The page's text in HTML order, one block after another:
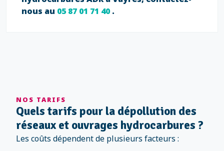
nous au 05 87 01 71 40.
NOS TARIFS
Quels tarifs pour la dépollution des
réseaux et ouvrages hydrocarbures ?
Les coûts dépendent de plusieurs facteurs :